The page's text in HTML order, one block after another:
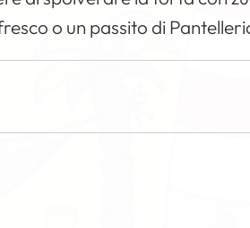
o un passito di